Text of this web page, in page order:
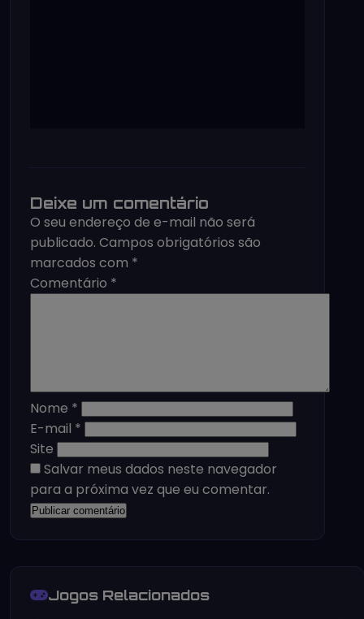
Deixe um comentário
O seu endereço de e-mail não será
publicado. Campos obrigatórios são
marcados com *
Comentário *
Nome *
E-mail *
Site
Salvar meus dados neste navegador
para a próxima vez que eu comentar.
Jogos Relacionados